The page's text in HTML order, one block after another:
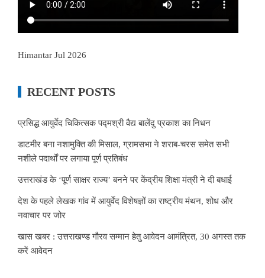
Himantar Jul 2026
RECENT POSTS
प्रसिद्ध आयुर्वेद चिकित्सक पद्मश्री वैद्य बालेंदु प्रकाश का निधन
डाटमीर बना नशामुक्ति की मिसाल, ग्रामसभा ने शराब-चरस समेत सभी
नशीले पदार्थों पर लगाया पूर्ण प्रतिबंध
उत्तराखंड के ‘पूर्ण साक्षर राज्य’ बनने पर केंद्रीय शिक्षा मंत्री ने दी बधाई
देश के पहले लेखक गांव में आयुर्वेद विशेषज्ञों का राष्ट्रीय मंथन, शोध और
नवाचार पर जोर
खास खबर : उत्तराखण्ड गौरव सम्मान हेतु आवेदन आमंत्रित, 30 अगस्त तक
करें आवेदन